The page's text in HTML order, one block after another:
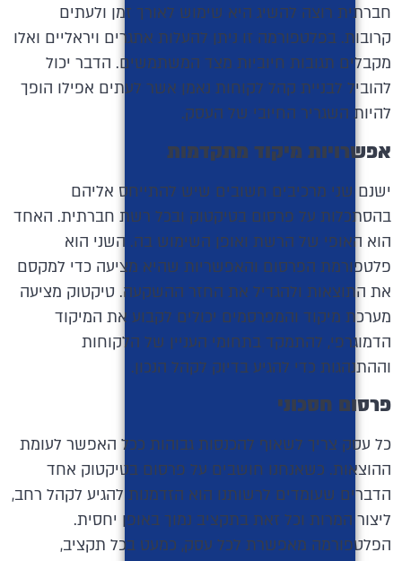
חברתית רוצה להשיג היא שימוש לאורך זמן ולעתים
קרובות. בפלטפורמה זו ניתן להעלות אתגרים ויראליים ואלו
מקבלים תגובות חיוביות מצד המשתמשים. הדבר יכול
להוביל לבניית קהל לקוחות נאמן אשר לעתים אפילו הופך
להיות השגריר החיובי של העסק.
אפשרויות מיקוד מתקדמות
ישנם שני מרכיבים חשובים שיש להתייחס אליהם
בהסתכלות על פרסום בטיקטוק ובכל רשת חברתית. האחד
הוא האופי של הרשת ואופן השימוש בה. השני הוא
פלטפורמת הפרסום והאפשריות שהיא מציעה כדי למקסם
את התוצאות ולהגדיל את החזר ההשקעה. טיקטוק מציעה
מערכת מיקוד והמפרסמים יכולים לקבוע את המיקוד
הדמוגרפי, להתמקד בתחומי העניין של הלקוחות
וההתנהגות כדי להגיע בדיוק לקהל הנכון.
פרסום חסכוני
כל עסק צריך לשאוף להכנסות גבוהות ככל האפשר לעומת
ההוצאות. כשאנחנו חושבים על פרסום בטיקטוק אחד
הדברים שעומדים לרשותנו הוא הזדמנות להגיע לקהל רחב,
ליצור המרות וכל זאת בתקציב נמוך באופן יחסית.
הפלטפורמה מאפשרת לכל עסק, כמעט בכל תקציב,